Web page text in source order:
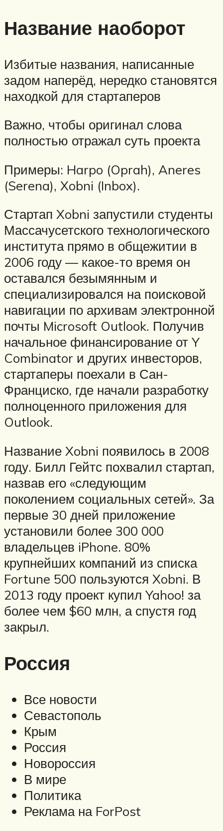
Название наоборот
Избитые названия, написанные
задом наперёд, нередко становятся
находкой для стартаперов
Важно, чтобы оригинал слова
полностью отражал суть проекта
Примеры: Harpo (Oprah), Aneres
(Serena), Xobni (Inbox).
Стартап Xobni запустили студенты
Массачусетского технологического
института прямо в общежитии в
2006 году — какое-то время он
оставался безымянным и
специализировался на поисковой
навигации по архивам электронной
почты Microsoft Outlook. Получив
начальное финансирование от Y
Combinator и других инвесторов,
стартаперы поехали в Сан-
Франциско, где начали разработку
полноценного приложения для
Outlook.
Название Xobni появилось в 2008
году. Билл Гейтс похвалил стартап,
назвав его «следующим
поколением социальных сетей». За
первые 30 дней приложение
установили более 300 000
владельцев iPhone. 80%
крупнейших компаний из списка
Fortune 500 пользуются Xobni. В
2013 году проект купил Yahoo! за
более чем $60 млн, а спустя год
закрыл.
Россия
Все новости
Севастополь
Крым
Россия
Новороссия
В мире
Политика
Реклама на ForPost